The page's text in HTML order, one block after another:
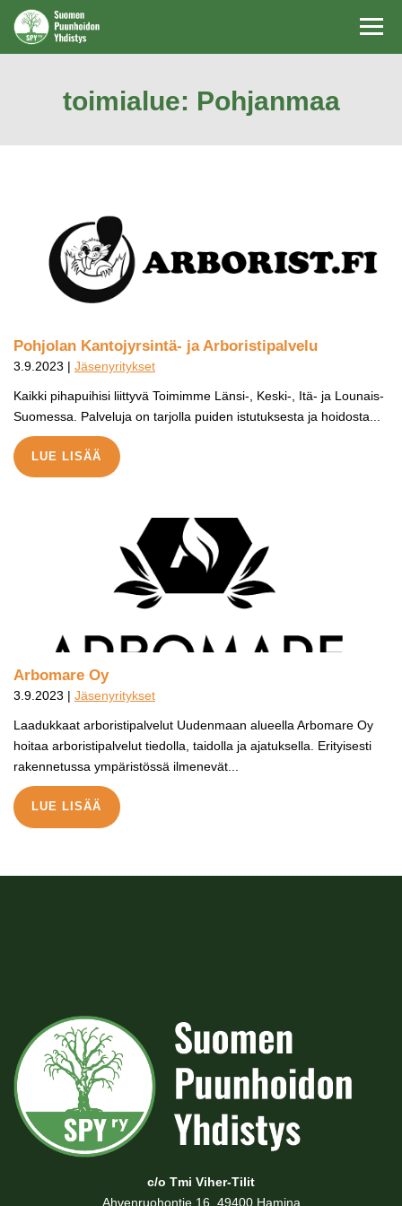
toimialue: Pohjanmaa
Pohjolan Kantojyrsintä- ja Arboristipalvelu
3.9.2023 | Jäsenyritykset
Kaikki pihapuihisi liittyvä Toimimme Länsi-, Keski-, Itä- ja Lounais-
Suomessa. Palveluja on tarjolla puiden istutuksesta ja hoidosta...
LUE LISÄÄ
Arbomare Oy
3.9.2023 | Jäsenyritykset
Laadukkaat arboristipalvelut Uudenmaan alueella Arbomare Oy
hoitaa arboristipalvelut tiedolla, taidolla ja ajatuksella. Erityisesti
rakennetussa ympäristössä ilmenevät...
LUE LISÄÄ
c/o Tmi Viher-Tilit
Ahvenruohontie 16, 49400 Hamina